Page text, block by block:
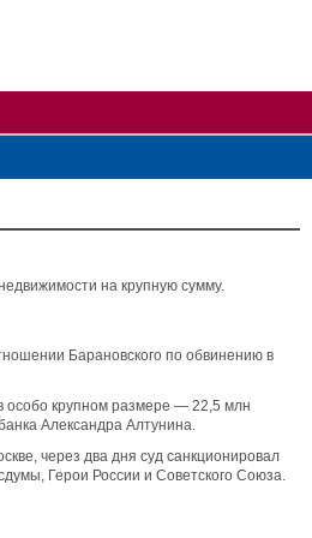
на крупную сумму.
Барановского по обвинению в
особо крупном размере — 22,5 млн
Александра Алтунина.
через два дня суд санкционировал
Герои России и Советского Союза.